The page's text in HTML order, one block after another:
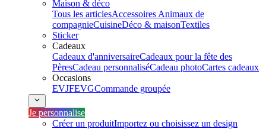
Maison & déco
Tous les articlesAccessoires Animaux de
compagnieCuisineDéco & maisonTextiles
Sticker
Cadeaux
Cadeaux d'anniversaireCadeaux pour la fête des
PèresCadeau personnaliséCadeau photoCartes cadeaux
Occasions
EVJFEVGCommande groupée
Je personnalise
Créer un produitImportez ou choisissez un design